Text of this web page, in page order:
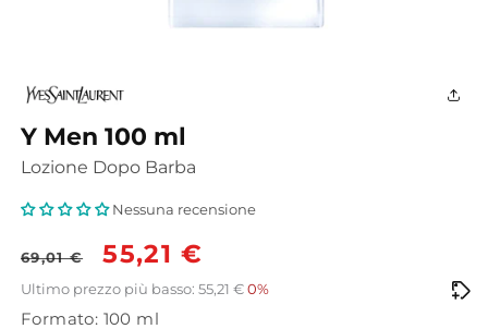
1
in
modale
Y Men 100 ml
Lozione Dopo Barba
Nessuna recensione
Prezzo
di
69,01 €
Prezzo
scontato
55,21 €
Ultimo prezzo più basso: 55,21 €0%
Formato: 100 ml